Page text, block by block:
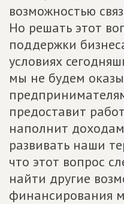
возможностью
Но решать этот
поддержки
условиях
мы не будем
предоставит
наполнит
развивать наши
что этот вопрос
найти другие
финансирования